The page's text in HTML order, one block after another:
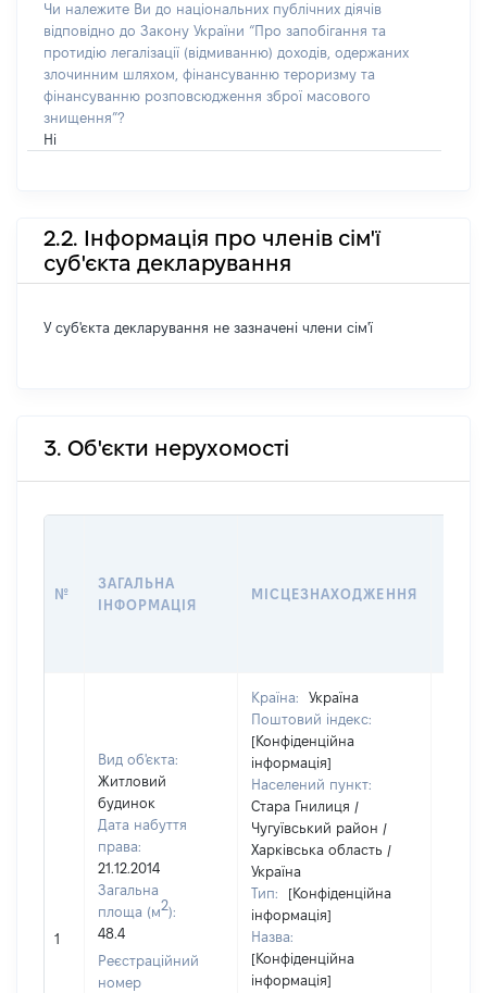
Чи належите Ви до національних публічних діячів
відповідно до Закону України “Про запобігання та
протидію легалізації (відмиванню) доходів, одержаних
злочинним шляхом, фінансуванню тероризму та
фінансуванню розповсюдження зброї масового
знищення”?
Ні
2.2. Інформація про членів сім'ї
суб'єкта декларування
У суб'єкта декларування не зазначені члени сім'ї
3. Об'єкти нерухомості
№
ЗАГАЛЬНА
ІНФОРМАЦІЯ
МІСЦЕЗНАХОДЖЕННЯ
1
Вид об'єкта:
Житловий
будинок
Дата набуття
права:
21.12.2014
Загальна
площа (м2):
48.4
Реєстраційний
номер
Країна:
Україна
Поштовий індекс:
[Конфіденційна
інформація]
Населений пункт:
Стара Гнилиця /
Чугуївський район /
Харківська область /
Україна
Тип:
[Конфіденційна
інформація]
Назва:
[Конфіденційна
інформація]